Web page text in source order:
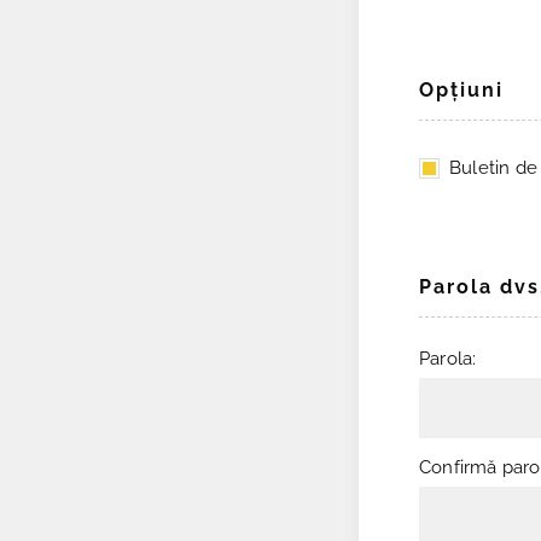
Opţiuni
Buletin de
Parola
Parola:
Confirmă